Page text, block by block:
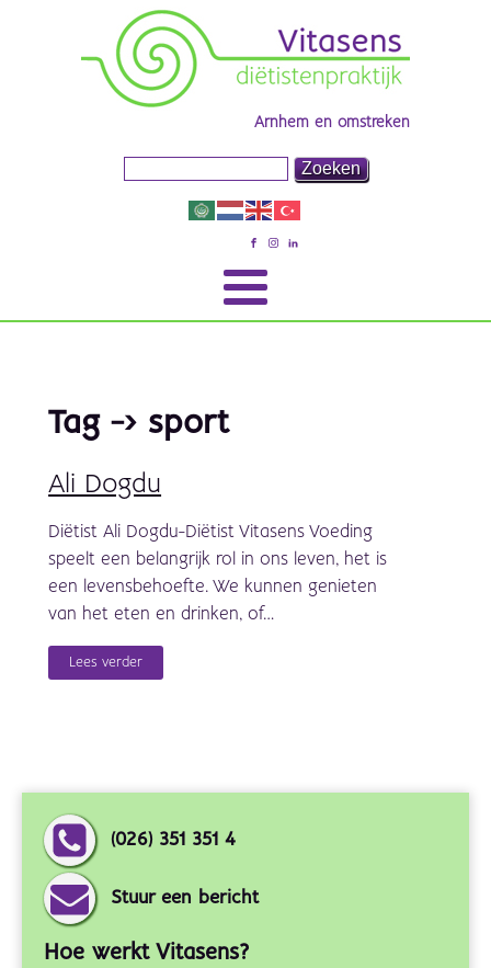
Arnhem en omstreken
Tag -> sport
Ali Dogdu
Diëtist Ali Dogdu-Diëtist Vitasens Voeding
speelt een belangrijk rol in ons leven, het is
een levensbehoefte. We kunnen genieten
van het eten en drinken, of…
Lees verder
(026) 351 351 4
Stuur een bericht
Hoe werkt Vitasens?